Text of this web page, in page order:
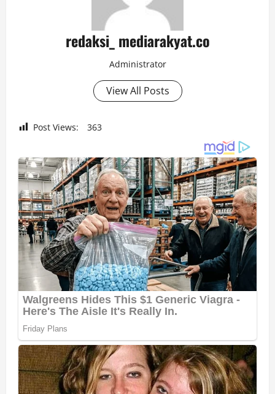
redaksi_ mediarakyat.co
Administrator
View All Posts
Post Views: 363